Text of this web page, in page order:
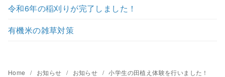
令和6年の稲刈りが完了しました！
有機米の雑草対策
Home お知らせ お知らせ 小学生の田植え体験を行いました！